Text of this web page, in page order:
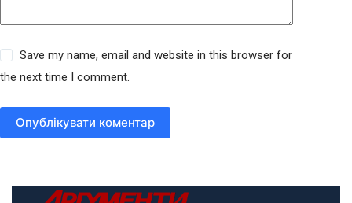
Save my name, email and website in this browser for
the next time I comment.
Опублікувати коментар